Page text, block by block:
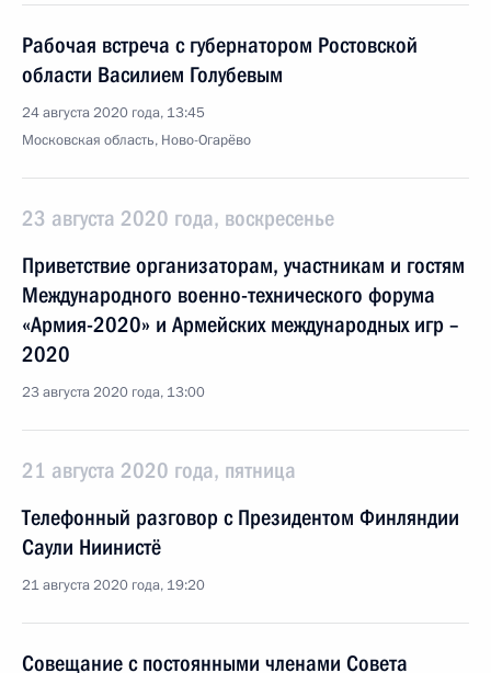
Рабочая встреча с губернатором Ростовской
области Василием Голубевым
24 августа 2020 года, 13:45
Московская область, Ново-Огарёво
23 августа 2020 года, воскресенье
Приветствие организаторам, участникам и гостям
Международного военно-технического форума
«Армия-2020» и Армейских международных игр –
2020
23 августа 2020 года, 13:00
21 августа 2020 года, пятница
Телефонный разговор с Президентом Финляндии
Саули Ниинистё
21 августа 2020 года, 19:20
Совещание с постоянными членами Совета